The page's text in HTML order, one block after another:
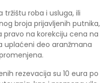
tržištu roba i usluga, ili
broja prijavljenih putnika,
na korekciju cena na
uplaćeni deo aranžmana
rezevacija su 10 eura po